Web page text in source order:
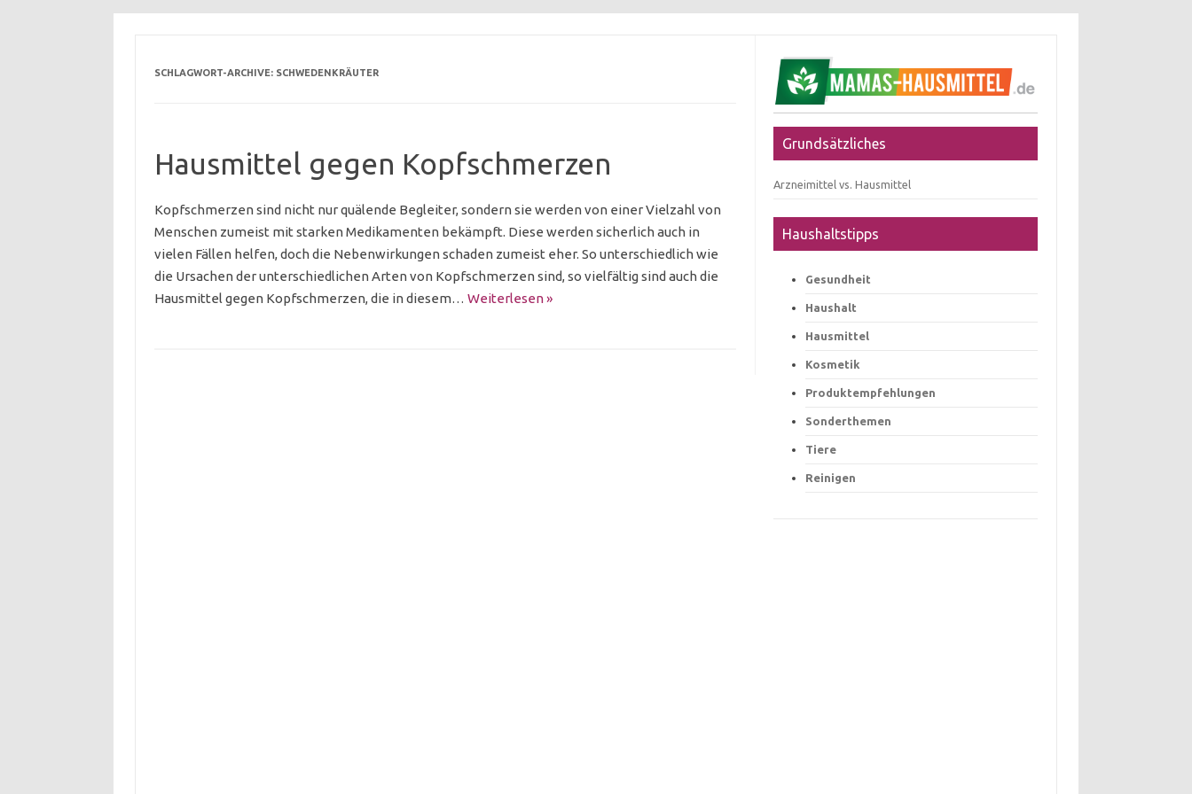
SCHLAGWORT-ARCHIVE: SCHWEDENKRÄUTER
Hausmittel gegen Kopfschmerzen
Kopfschmerzen sind nicht nur quälende Begleiter, sondern sie werden von einer Vielzahl von
Menschen zumeist mit starken Medikamenten bekämpft. Diese werden sicherlich auch in
vielen Fällen helfen, doch die Nebenwirkungen schaden zumeist eher. So unterschiedlich wie
die Ursachen der unterschiedlichen Arten von Kopfschmerzen sind, so vielfältig sind auch die
Hausmittel gegen Kopfschmerzen, die in diesem… Weiterlesen »
Grundsätzliches
Arzneimittel vs. Hausmittel
Haushaltstipps
Gesundheit
Haushalt
Hausmittel
Kosmetik
Produktempfehlungen
Sonderthemen
Tiere
Reinigen